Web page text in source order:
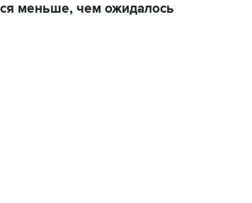
меньше, чем ожидалось